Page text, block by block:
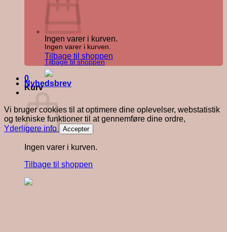
Ingen varer i kurven.
Tilbage til shoppen
0
Kurv
Ingen varer i kurven.
Tilbage til shoppen
Ingen varer i kurven.
Tilbage til shoppen
Nyhedsbrev
Vi bruger cookies til at optimere dine oplevelser, webstatistik
og tekniske funktioner til at gennemføre dine ordre,
Yderligere info
Accepter